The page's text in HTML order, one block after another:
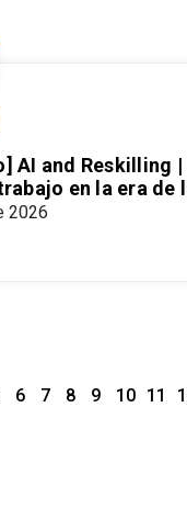
AI and Reskilling |
en la era de
2026
6 7 8 9 10 11